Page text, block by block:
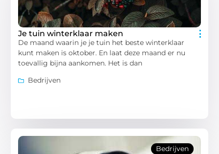
Je tuin winterklaar maken
De maand waarin je je tuin het beste winterklaar
kunt maken is oktober. En laat deze maand er nu
toevallig bijna aankomen. Het is dan
Bedrijven
Bedrijven